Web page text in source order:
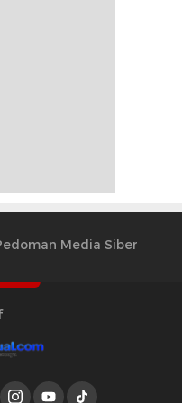
Media Siber